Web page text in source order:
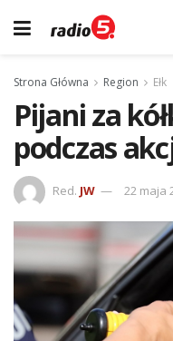
Strona Główna Region Ełk
Pijani za
podczas
Red. JW 22 maja